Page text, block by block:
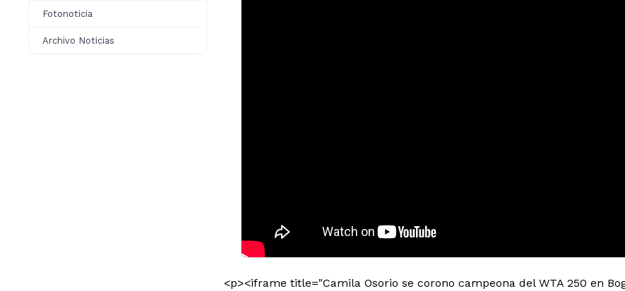
Fotonoticia
Archivo Noticias
<p><iframe title="Camila Osorio se corono campeona del WTA 250 en